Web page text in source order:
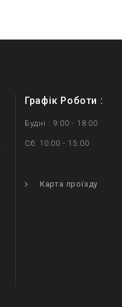
Графік Роботи :
Будні : 9:00 - 18:00
Сб: 10:00 - 15:00
Карта проїзду